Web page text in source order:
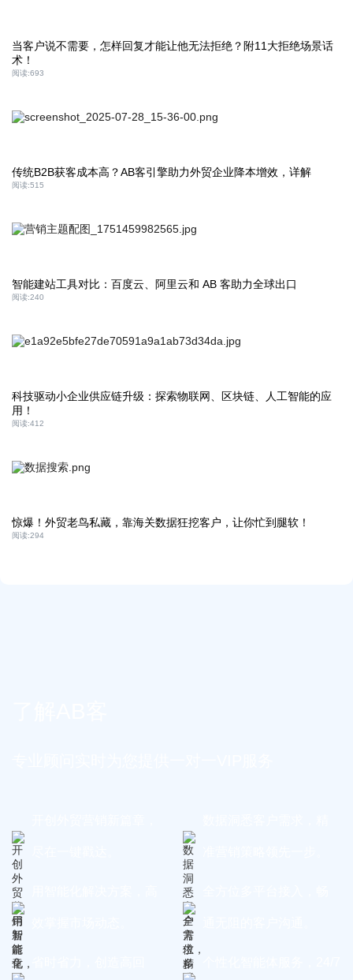
当客户说不需要，怎样回复才能让他无法拒绝？附11大拒绝场景话
术！
阅读:693
传统B2B获客成本高？AB客引擎助力外贸企业降本增效，详解
阅读:515
智能建站工具对比：百度云、阿里云和 AB 客助力全球出口
阅读:240
科技驱动小企业供应链升级：探索物联网、区块链、人工智能的应
用！
阅读:412
惊爆！外贸老鸟私藏，靠海关数据狂挖客户，让你忙到腿软！
阅读:294